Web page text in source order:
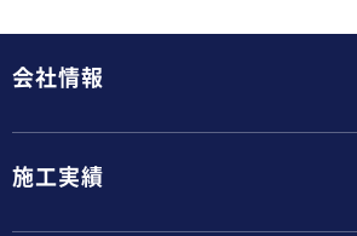
会社情報
施工実績